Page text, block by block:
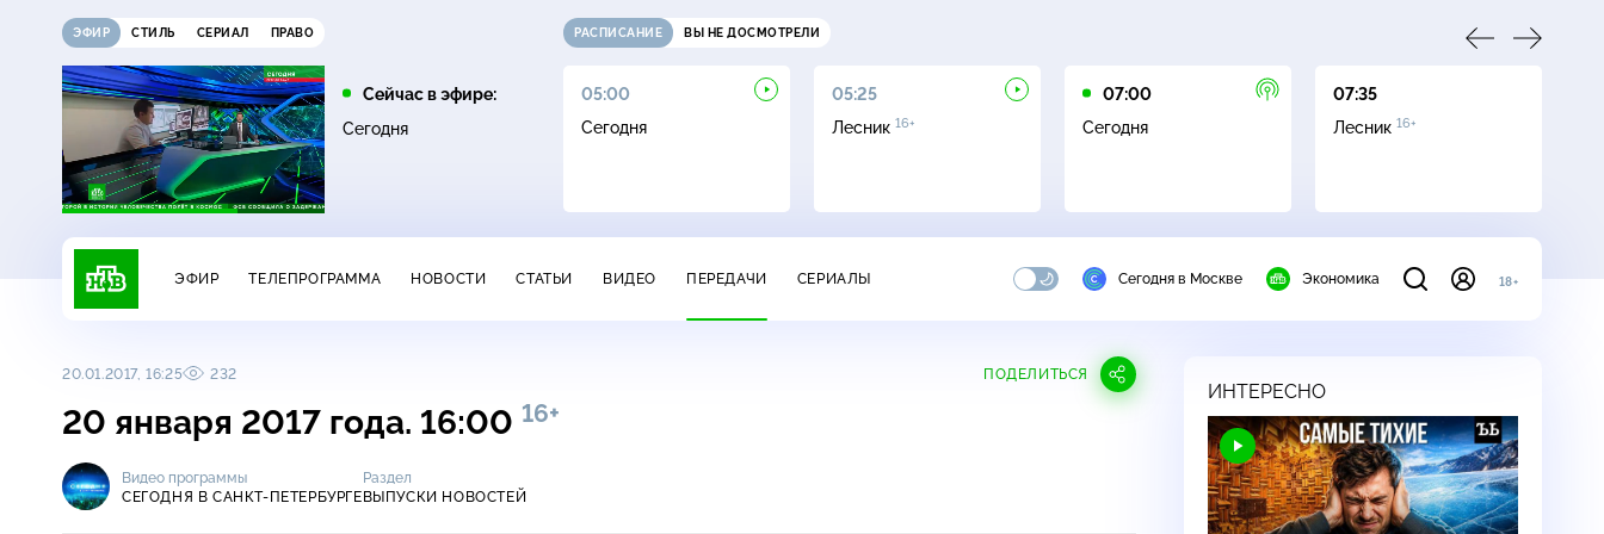
ЭФИР СТИЛЬ СЕРИАЛ ПРАВО
Сейчас в эфире:
Сегодня
РАСПИСАНИЕ ВЫ НЕ ДОСМОТРЕЛИ
01:45
Лесник16+
03:30
Утро. Самое лучшее
05:00
Сегодня
05:25
Лесник 16+
07:00
Сегодня
07:35
Лесник 16+
ЭФИР ТЕЛЕПРОГРАММА НОВОСТИ СТАТЬИ ВИДЕО ПЕРЕДАЧИ СЕРИАЛЫ Сегодня в Москве Экономика 18+
20.01.2017, 16:25 232 ПОДЕЛИТЬСЯ
20 января 2017 года. 16:00 16+
Видео программы
СЕГОДНЯ В САНКТ-ПЕТЕРБУРГЕ
Раздел
ВЫПУСКИ НОВОСТЕЙ
ИНТЕРЕСНО